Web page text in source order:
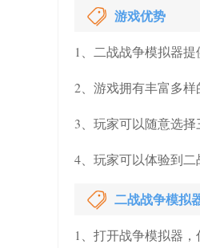
游戏优势
1、二战战争模拟器
2、游戏拥有丰富多
3、玩家可以随意选
4、玩家可以体验到
二战战争模拟
1、打开战争模拟器